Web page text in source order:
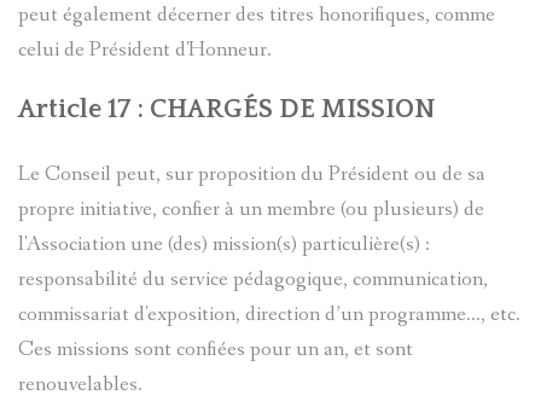
peut également décerner des titres honorifiques, comme
celui de Président d'Honneur.
Article 17 : CHARGÉS DE MISSION
Le Conseil peut, sur proposition du Président ou de sa
propre initiative, confier à un membre (ou plusieurs) de
l'Association une (des) mission(s) particulière(s) :
responsabilité du service pédagogique, communication,
commissariat d'exposition, direction d’un programme…, etc.
Ces missions sont confiées pour un an, et sont
renouvelables.